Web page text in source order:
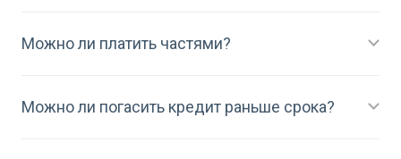
Можно ли платить частями?
Можно ли погасить кредит раньше срока?